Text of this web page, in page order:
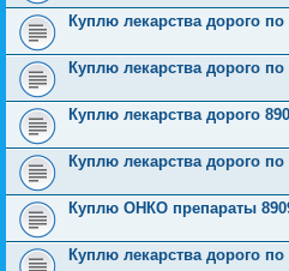
Куплю лекарства дорого
Куплю лекарства дорого
Куплю лекарства дорого
Куплю лекарства дорого
Куплю ОНКО препараты
Куплю лекарства дорого